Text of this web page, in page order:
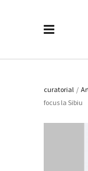
curatorial /
focus la Sibiu